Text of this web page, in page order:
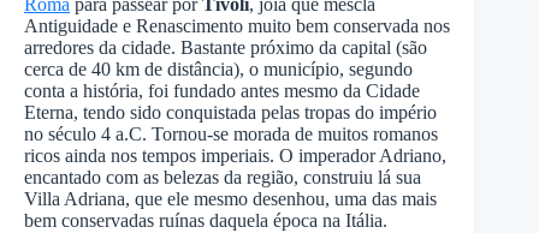
Roma para passear porTivoli, joia que mescla
Antiguidade e Renascimento muito bem conservada nos
arredores da cidade. Bastante próximo da capital (são
cerca de 40 km de distância), o município, segundo
conta a história, foi fundado antes mesmo da Cidade
Eterna, tendo sido conquistada pelas tropas do império
no século 4 a.C. Tornou-se morada de muitos romanos
ricos ainda nos tempos imperiais. O imperador Adriano,
encantado com as belezas da região, construiu lá sua
Villa Adriana, que ele mesmo desenhou, uma das mais
bem conservadas ruínas daquela época na Itália.